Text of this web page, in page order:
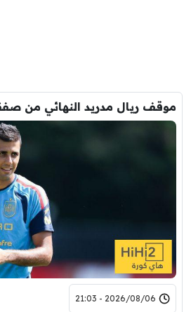
موقف ريال مدريد النهائي من
2026/08/06 - 21:03